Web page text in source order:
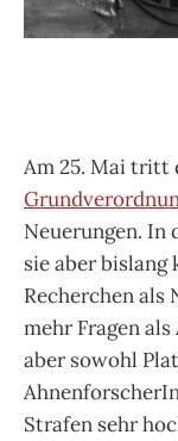
Am 25. Mai tritt
Neuerungen. In
sie aber
Recherchen
mehr Fragen
aber sowohl
Strafen sehr